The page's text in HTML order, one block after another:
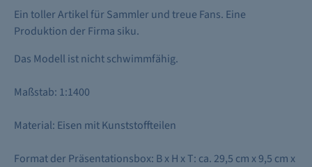
Ein toller Artikel für Sammler und treue Fans. Eine
Produktion der Firma siku.
Das Modell ist nicht schwimmfähig.
Maßstab: 1:1400
Material: Eisen mit Kunststoffteilen
Format der Präsentationsbox: B x H x T: ca. 29,5 cm x 9,5 cm x